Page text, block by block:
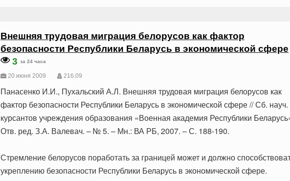
Внешняя трудовая миграция белорусов как фактор
безопасности Республики Беларусь в экономической сфере
3 за 24 часа
20 июня 2009 216.09
Панасенко И.И., Пухальский А.Л. Внешняя трудовая миграция белорусов как
фактор безопасности Республики Беларусь в экономической сфере // Сб. науч.
курсантов учреждения образования «Военная академия Республики
Отв. ред. З.А. Валевач. – № 5. – Мн.: ВА РБ, 2007. – С. 188-190.
Стремление белорусов поработать за границей может и должно
укреплению безопасности Республики Беларусь в экономической сфере.